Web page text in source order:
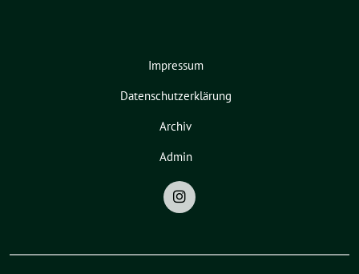
Impressum
Datenschutzerklärung
Archiv
Admin